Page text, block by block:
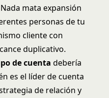
mata expansión
personas de tu
cliente con
duplicativo.
de cuenta debería
es el líder de cuenta
de relación y